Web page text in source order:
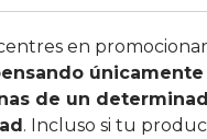
en
únicamente
de un
. Incluso si tu